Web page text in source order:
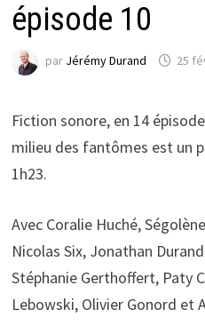
épisode 10
par Jérémy Durand 25
Fiction sonore, en 14
milieu des fantômes est un
1h23.
Avec Coralie Huché,
Nicolas Six, Jonathan
Stéphanie Gerthoffert, Paty
Lebowski, Olivier Gonord et